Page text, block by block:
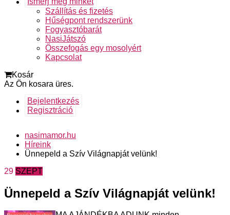
Szállítás és fizetés
Hűségpont rendszerünk
Fogyasztóbarát
NasiJátszó
Összefogás egy mosolyért
Kapcsolat
Kosár
Az Ön kosara üres.
Bejelentkezés
Regisztráció
nasimamor.hu
Híreink
Ünnepeld a Szív Világnapját velünk!
29 SZEPT
Ünnepeld a Szív Világnapját velünk!